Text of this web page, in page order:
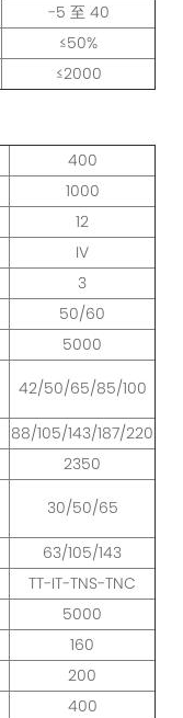
-5 至 40
≤50%
≤2000
400
1000
12
IV
3
50/60
5000
42/50/65/85/100
88/105/143/187/220
2350
30/50/65
63/105/143
TT-IT-TNS-TNC
5000
160
200
400